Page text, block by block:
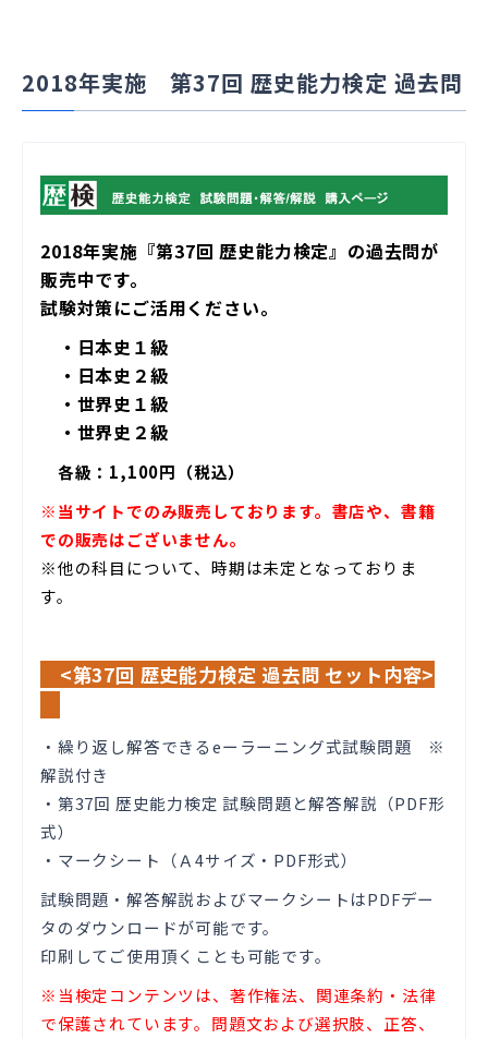
2018年実施 第37回 歴史能力検定 過去問
2018年実施『第37回 歴史能力検定』の過去問が
販売中です。
試験対策にご活用ください。
・日本史１級
・日本史２級
・世界史１級
・世界史２級
各級：1,100円（税込）
※当サイトでのみ販売しております。書店や、書籍
での販売はございません。
※他の科目について、時期は未定となっておりま
す。
<第37回 歴史能力検定 過去問 セット内容>
・繰り返し解答できるeーラーニング式試験問題 ※
解説付き
・第37回 歴史能力検定 試験問題と解答解説（PDF形
式）
・マークシート（Ａ4サイズ・PDF形式）
試験問題・解答解説およびマークシートはPDFデー
タのダウンロードが可能です。
印刷してご使用頂くことも可能です。
※当検定コンテンツは、著作権法、関連条約・法律
で保護されています。問題文および選択肢、正答、